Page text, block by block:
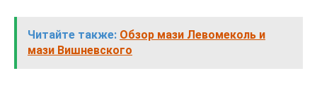
Читайте также: Обзор мази Левомеколь и
мази Вишневского